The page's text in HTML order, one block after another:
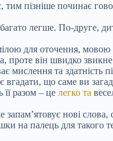
пізніше починає
легше. По-друге,
для оточення,
проте він швидко
мислення та
вгадати, що саме ви
разом – це легко та
нові
на палець для такого